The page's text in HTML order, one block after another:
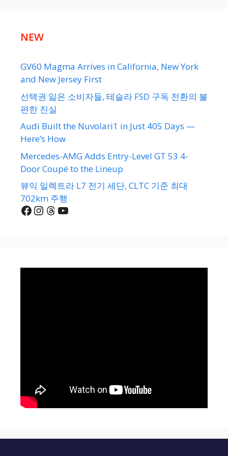
NEW
GV60 Magma Arrives in California, New York
and New Jersey First
선택권 잃은 소비자들, 테슬라 FSD 구독 전환의 불
편한 진실
Audi Built the Nuvolari1 in Just 405 Days —
Here’s How
Mercedes-AMG Adds Entry-Level GT 53 4-
Door Coupé to the Lineup
뷰익 일렉트라 L7 전기 세단, CLTC 기준 최대
702km 주행
Facebook
Instagram
Threads
YouTube